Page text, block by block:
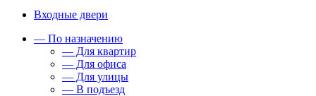
Входные двери
— По назначению
— Для квартир
— Для офиса
— Для улицы
— В подъезд